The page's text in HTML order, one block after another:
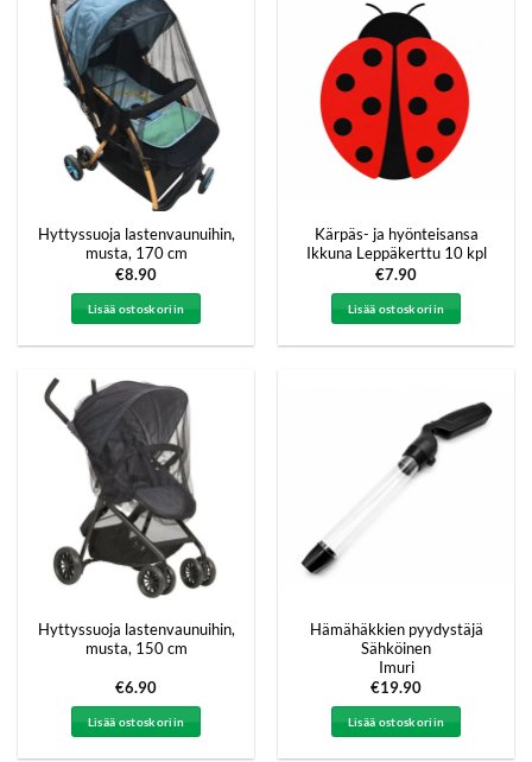
Hyttyssuoja lastenvaunuihin,
musta, 170 cm
€8.90
Lisää ostoskoriin
Kärpäs- ja hyönteisansa
Ikkuna Leppäkerttu 10 kpl
€7.90
Lisää ostoskoriin
Hyttyssuoja lastenvaunuihin,
musta, 150 cm
€6.90
Lisää ostoskoriin
Hämähäkkien pyydystäjä
Sähköinen
Imuri
€19.90
Lisää ostoskoriin